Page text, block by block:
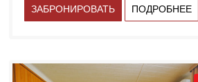
ЗАБРОНИРОВАТЬ ПОДРОБНЕЕ